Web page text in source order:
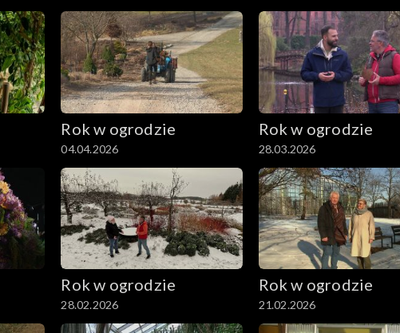
Rok w ogrodzie
04.04.2026
Rok w ogrodzie
28.03.2026
Rok w ogrodzie
28.02.2026
Rok w ogrodzie
21.02.2026